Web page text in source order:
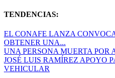
TENDENCIAS:
EL CONAFE LANZA
OBTENER UNA...
UNA PERSONA MUERTA POR
JOSÉ LUIS RAMÍREZ APOYO
VEHICULAR